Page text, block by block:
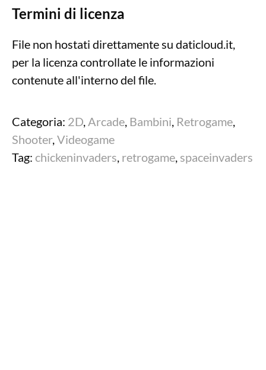
Termini di licenza
File non hostati direttamente su daticloud.it,
per la licenza controllate le informazioni
contenute all'interno del file.
Categoria: 2D Arcade Bambini Retrogame
Shooter, Videogame
Tag: chickeninvaders retrogame spaceinvaders